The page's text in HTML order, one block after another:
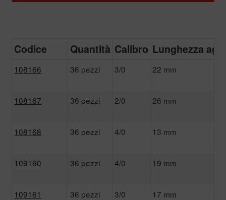
Codice Quantità Calibro Lunghezza ago
108166 36 pezzi 3/0 22 mm
108167 36 pezzi 2/0 26 mm
108168 36 pezzi 4/0 13 mm
109160 36 pezzi 4/0 19 mm
109161 36 pezzi 3/0 17 mm